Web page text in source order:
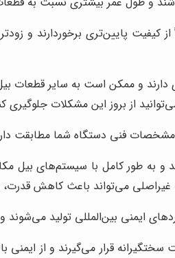
کیفیت پایین‌تری برخوردارند و
و ممکن است به سایر قطعات
از بروز این مشکلات
فنی دستگاه شما مطابقت
به طور کامل با سیستم‌های بیل
غیراصلی می‌تواند باعث کاهش
ایمنی بین‌المللی تولید می‌شوند
قرار می‌گیرند و از ایمنی